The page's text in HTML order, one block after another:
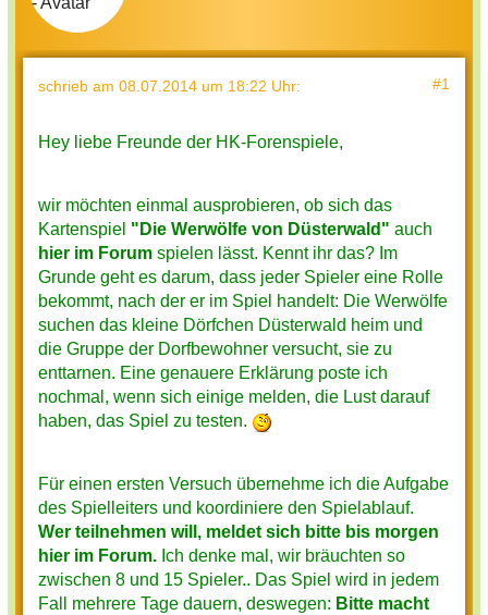
schrieb am 08.07.2014 um 18:22 Uhr: #1
Hey liebe Freunde der HK-Forenspiele,
wir möchten einmal ausprobieren, ob sich das
Kartenspiel "Die Werwölfe von Düsterwald" auch
hier im Forum spielen lässt. Kennt ihr das? Im
Grunde geht es darum, dass jeder Spieler eine Rolle
bekommt, nach der er im Spiel handelt: Die Werwölfe
suchen das kleine Dörfchen Düsterwald heim und
die Gruppe der Dorfbewohner versucht, sie zu
enttarnen. Eine genauere Erklärung poste ich
nochmal, wenn sich einige melden, die Lust darauf
haben, das Spiel zu testen.
Für einen ersten Versuch übernehme ich die Aufgabe
des Spielleiters und koordiniere den Spielablauf.
Wer teilnehmen will, meldet sich bitte bis morgen
hier im Forum. Ich denke mal, wir bräuchten so
zwischen 8 und 15 Spieler.. Das Spiel wird in jedem
Fall mehrere Tage dauern, deswegen: Bitte macht